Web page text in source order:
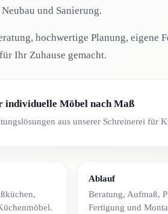
und Sanierung.
hochwertige Planung, eigene
Ihr Zuhause gemacht.
individuelle Möbel nach Maß
aus unserer Schreinerei für
Ablauf
Beratung, Aufmaß,
Fertigung und